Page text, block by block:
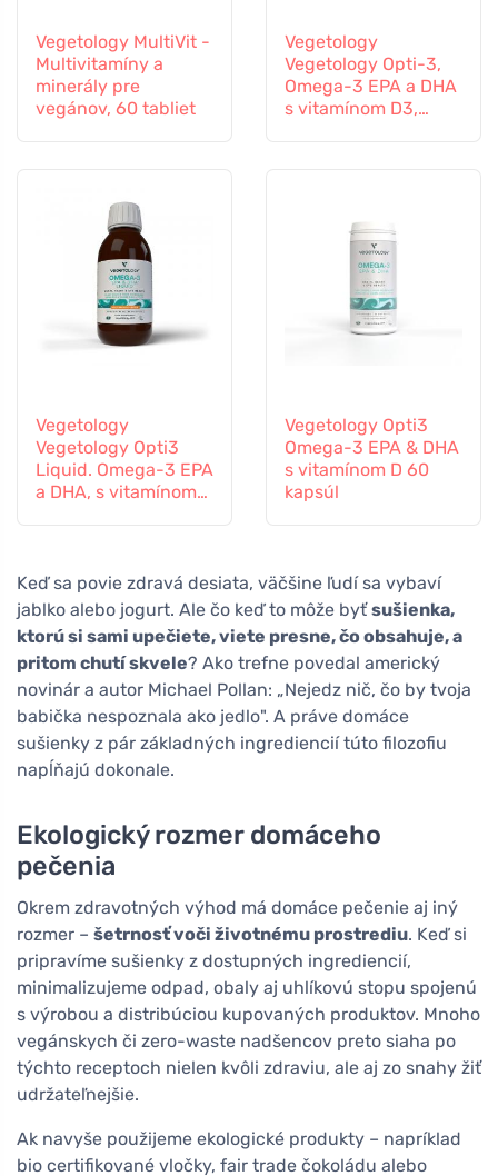
Vegetology MultiVit -
Multivitamíny a
minerály pre
vegánov, 60 tabliet
Vegetology
Vegetology Opti-3,
Omega-3 EPA a DHA
s vitamínom D3,
Vegetology
Vegetology Opti3
Liquid. Omega-3 EPA
a DHA, s vitamínom
Vegetology Opti3
Omega-3 EPA & DHA
s vitamínom D 60
kapsúl
Keď sa povie zdravá desiata, väčšine ľudí sa vybaví
jablko alebo jogurt. Ale čo keď to môže byťsušienka,
ktorú si sami upečiete, viete presne, čo obsahuje, a
pritom chutí skvele? Ako trefne povedal americký
novinár a autor Michael Pollan: „Nejedz nič, čo by tvoja
babička nespoznala ako jedlo". A práve domáce
sušienky z pár základných ingrediencií túto filozofiu
napĺňajú dokonale.
Ekologický rozmer domáceho
pečenia
Okrem zdravotných výhod má domáce pečenie aj iný
rozmer – šetrnosť voči životnému prostrediu. Keď si
pripravíme sušienky z dostupných ingrediencií,
minimalizujeme odpad, obaly aj uhlíkovú stopu spojenú
s výrobou a distribúciou kupovaných produktov. Mnoho
vegánskych či zero-waste nadšencov preto siaha po
týchto receptoch nielen kvôli zdraviu, ale aj zo snahy žiť
udržateľnejšie.
Ak navyše použijeme ekologické produkty – napríklad
bio certifikované vločky, fair trade čokoládu alebo